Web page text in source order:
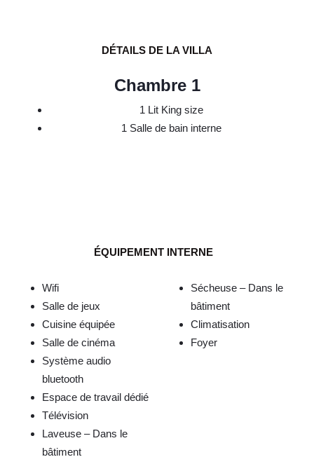
DÉTAILS DE LA VILLA
Chambre 1
1 Lit King size
1 Salle de bain interne
ÉQUIPEMENT INTERNE
Wifi
Salle de jeux
Cuisine équipée
Salle de cinéma
Système audio
bluetooth
Espace de travail dédié
Télévision
Laveuse – Dans le
bâtiment
Sécheuse – Dans le
bâtiment
Climatisation
Foyer